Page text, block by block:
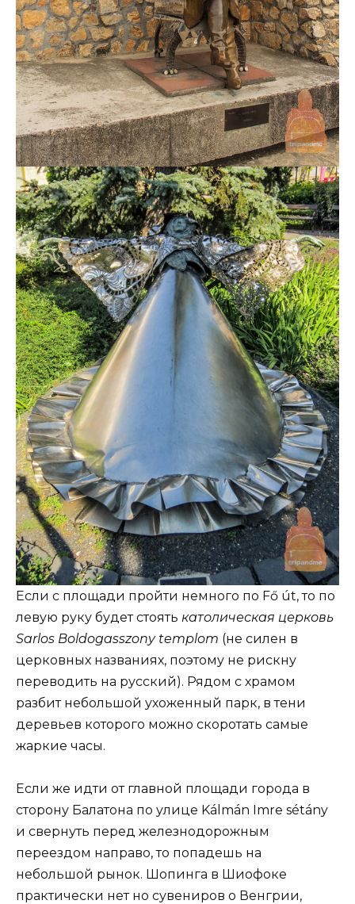
Если с площади пройти немного по Fő út, то по
левую руку будет стоять католическая церковь
Sarlos Boldogasszony templom (не силен в
церковных названиях, поэтому не рискну
переводить на русский). Рядом с храмом
разбит небольшой ухоженный парк, в тени
деревьев которого можно скоротать самые
жаркие часы.
Если же идти от главной площади города в
сторону Балатона по улице Kálmán Imre sétány
и свернуть перед железнодорожным
переездом направо, то попадешь на
небольшой рынок. Шопинга в Шиофоке
практически нет но сувениров о Венгрии,